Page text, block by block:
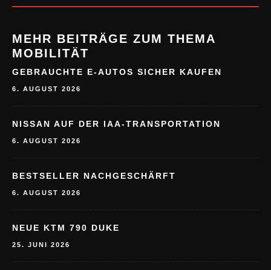
MEHR BEITRÄGE ZUM THEMA
MOBILITÄT
GEBRAUCHTE E-AUTOS SICHER KAUFEN
6. AUGUST 2026
NISSAN AUF DER IAA-TRANSPORTATION
6. AUGUST 2026
BESTSELLER NACHGESCHÄRFT
6. AUGUST 2026
NEUE KTM 790 DUKE
25. JUNI 2026